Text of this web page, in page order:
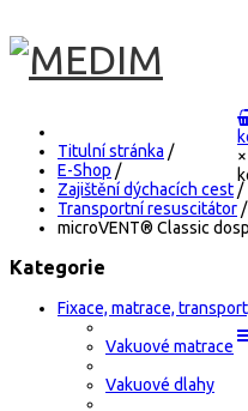
×
Titulní stránka /
E-Shop /
Zajištění dýchacích cest /
Transportní resuscitátor /
microVENT® Classic
Kategorie
Fixace, matrace,
Vakuové matrace
Vakuové dlahy